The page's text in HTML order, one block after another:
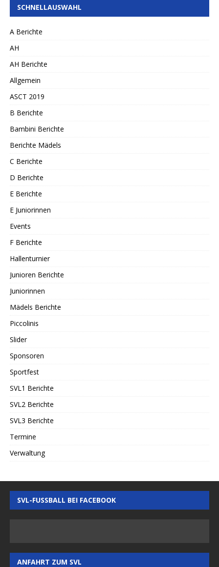
SCHNELLAUSWAHL
A Berichte
AH
AH Berichte
Allgemein
ASCT 2019
B Berichte
Bambini Berichte
Berichte Mädels
C Berichte
D Berichte
E Berichte
E Juniorinnen
Events
F Berichte
Hallenturnier
Junioren Berichte
Juniorinnen
Mädels Berichte
Piccolinis
Slider
Sponsoren
Sportfest
SVL1 Berichte
SVL2 Berichte
SVL3 Berichte
Termine
Verwaltung
SVL-FUSSBALL BEI FACEBOOK
ANFAHRT ZUM SVL